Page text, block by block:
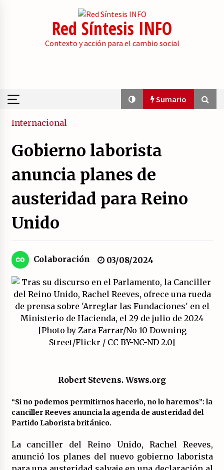
Red Síntesis INFO
Contexto y acción para el cambio social
Sumario
Sumario
El embrión de una duda en la base de Podemos.
23/07/2026
IU de Asturias propone un “rearme ético” que
no es de izquierdas.
español.
La psicología de la desinformación y los
«paquetes retóricos».
21/07/2026
Movilización social contra los presupuestos
derechistas de la Generalitat Valenciana.
El XXII Congreso del PCE y sus dos proyectos
20/07/2026
20/07/2026
Internacional
Gobierno laborista
anuncia planes de
austeridad para Reino
Unido
Colaboración 03/08/2024
Robert Stevens. Wsws.org
“Si no podemos permitirnos hacerlo, no lo haremos”: la
canciller Reeves anuncia la agenda de austeridad del
Partido Laborista británico.
La canciller del Reino Unido, Rachel Reeves,
anunció los planes del nuevo gobierno laborista